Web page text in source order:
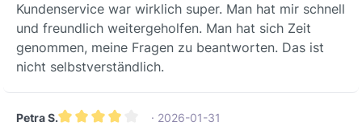
Kundenservice war wirklich super. Man hat mir schnell
und freundlich weitergeholfen. Man hat sich Zeit
genommen, meine Fragen zu beantworten. Das ist
nicht selbstverständlich.
Petra S.
· 2026-01-31